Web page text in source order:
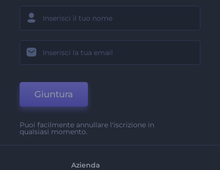
Giuntura
Puoi facilmente annullare l'iscrizione in
qualsiasi momento.
Azienda